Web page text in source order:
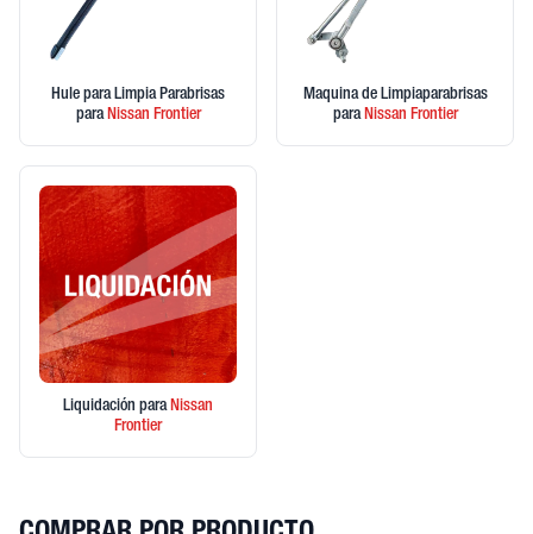
Hule para Limpia Parabrisas
paraNissan Frontier
Maquina de Limpiaparabrisas
paraNissan Frontier
Liquidación paraNissan
Frontier